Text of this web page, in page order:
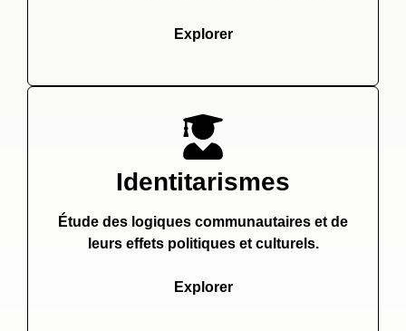
Explorer
Identitarismes
Étude des logiques communautaires et de
leurs effets politiques et culturels.
Explorer